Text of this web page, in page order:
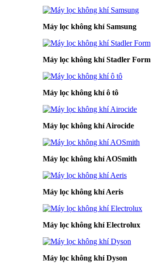
Máy lọc không khí Samsung
Máy lọc không khí Stadler Form
Máy lọc không khí ô tô
Máy lọc không khí Airocide
Máy lọc không khí AOSmith
Máy lọc không khí Aeris
Máy lọc không khí Electrolux
Máy lọc không khí Dyson